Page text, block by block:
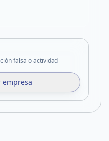
falsa o actividad
empresa